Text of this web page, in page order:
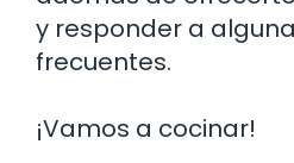
y responder a
frecuentes.
¡Vamos a cocinar!